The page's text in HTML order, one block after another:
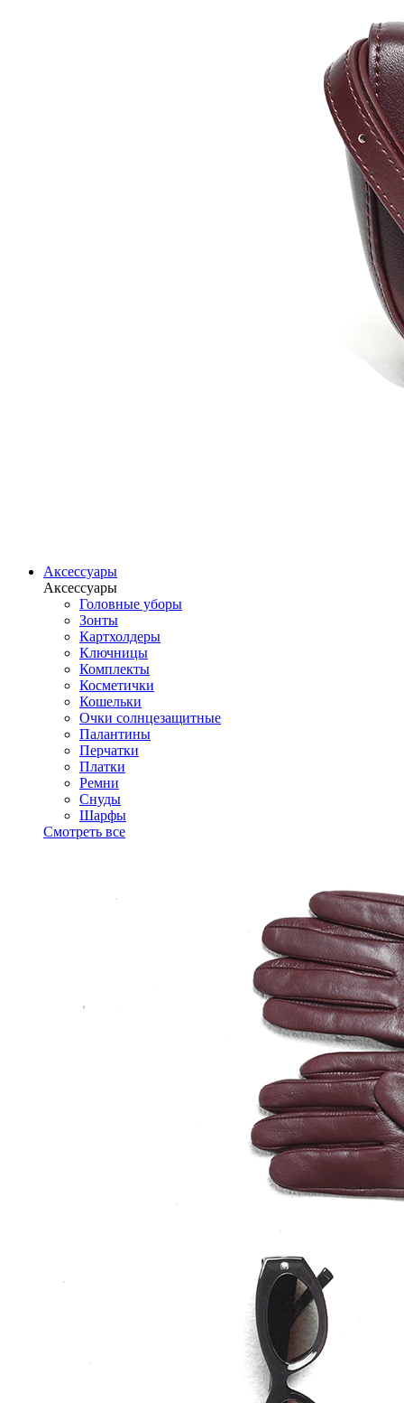
Аксессуары
Аксессуары
Головные уборы
Зонты
Картхолдеры
Ключницы
Комплекты
Косметички
Кошельки
Очки солнцезащитные
Палантины
Перчатки
Платки
Ремни
Снуды
Шарфы
Смотреть все